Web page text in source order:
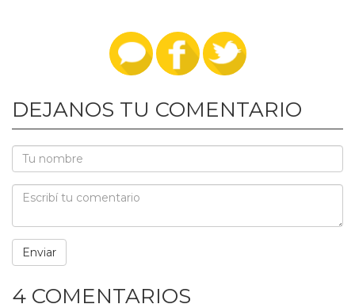
DEJANOS TU COMENTARIO
4 COMENTARIOS